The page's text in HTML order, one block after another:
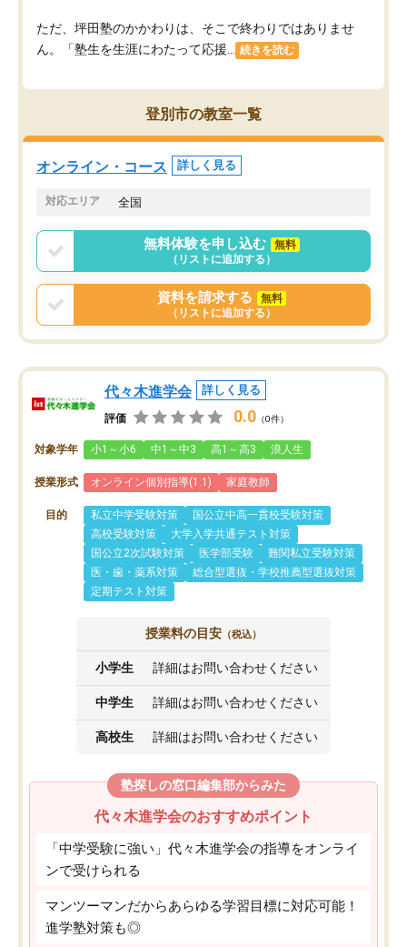
ただ、坪田塾のかかわりは、そこで終わりではありませ
ん。「塾生を生涯にわたって応援...
続きを読む
登別市の教室一覧
オンライン・コース 詳しく見る
対応エリア 全国
無料体験を申し込む
無料
（リストに追加する）
資料を請求する
無料
（リストに追加する）
代々木進学会 詳しく見る
評価 0.0 （0件）
対象学年 小1～小6 中1～中3 高1～高3 浪人生
授業形式 オンライン個別指導(1:1) 家庭教師
目的 私立中学受験対策
国公立中高一貫校受験対策
高校受験対策
大学入学共通テスト対策
国公立2次試験対策
医学部受験
難関私立受験対策
医・歯・薬系対策
総合型選抜・学校推薦型選抜対策
定期テスト対策
授業料の目安 （税込）
小学生 詳細はお問い合わせください
中学生 詳細はお問い合わせください
高校生 詳細はお問い合わせください
塾探しの窓口編集部からみた
代々木進学会のおすすめポイント
「中学受験に強い」代々木進学会の指導をオンライ
ンで受けられる
マンツーマンだからあらゆる学習目標に対応可能！
進学塾対策も◎